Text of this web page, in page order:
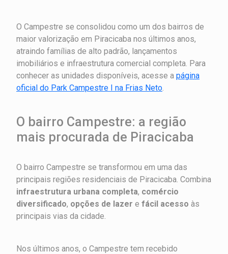
O Campestre se consolidou como um dos bairros de
maior valorização em Piracicaba nos últimos anos,
atraindo famílias de alto padrão, lançamentos
imobiliários e infraestrutura comercial completa. Para
conhecer as unidades disponíveis, acesse a página
oficial do Park Campestre I na Frias Neto.
O bairro Campestre: a região
mais procurada de Piracicaba
O bairro Campestre se transformou em uma das
principais regiões residenciais de Piracicaba. Combina
infraestrutura urbana completa, comércio
diversificado, opções de lazer e fácil acesso às
principais vias da cidade.
Nos últimos anos, o Campestre tem recebido